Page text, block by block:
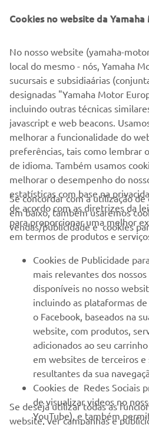
DESCUBRA
EMPRESA
MAIS YAMAHA
SERVIÇO E SUPORTE
NEWSLETTER
Seja o primeiro a saber das últimas
novos lançamentos e muito mais
Cookies no website da
No nosso website (yamaha-
local do mesmo - nós, Yamaha
sucursais e subsidiaárias
designadas "Yamaha Motor
incluindo outras técnicas
javascript e web beacons.
melhorar a funcionalidade do
preferências, tais como lembrar
de idioma. Também usamos
melhorar o desempenho do
estatísticas com base na
de acordo com as diretrizes da
para proporcionar uma melhor
em termos de produtos e
Se concordar com a utilização
em baixo, também usaremos
vendas/publicidade e cookies
Cookies de Publicidade
mais relevantes dos
disponíveis no nosso
incluindo as plataformas
o Facebook, baseados na
website, com produtos,
adicionados ao seu
em websites de terceiros e
resultantes da sua
Cookies de Redes Sociais
de visualizar videos no
YouTube), e também
Se deseja utilizar todas as
website, ver campanhas e